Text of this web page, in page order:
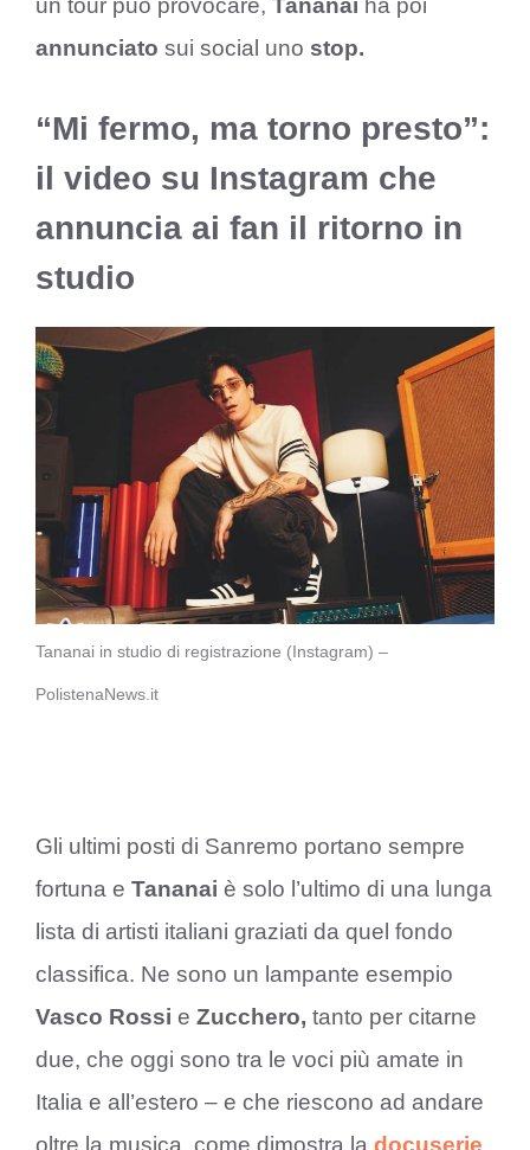
un tour può provocare, Tananai ha poi
annunciato sui social uno stop.
“Mi fermo, ma torno presto”:
il video su Instagram che
annuncia ai fan il ritorno in
studio
Tananai in studio di registrazione (Instagram) –
PolistenaNews.it
Gli ultimi posti di Sanremo portano sempre
fortuna e Tananai è solo l’ultimo di una lunga
lista di artisti italiani graziati da quel fondo
classifica. Ne sono un lampante esempio
Vasco Rossi e Zucchero, tanto per citarne
due, che oggi sono tra le voci più amate in
Italia e all’estero – e che riescono ad andare